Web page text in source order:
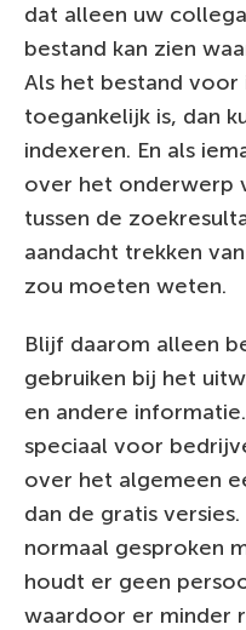
dat alleen uw
bestand kan zien
Als het bestand
toegankelijk is, dan
indexeren. En als
over het onderwerp
tussen de
aandacht trekken
zou moeten weten.
Blijf daarom alleen
gebruiken bij het
en andere
speciaal voor
over het algemeen
dan de gratis
normaal gesproken
houdt er geen
waardoor er minder